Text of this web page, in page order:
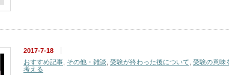
2017-7-18
おすすめ記事 その他・雑談 受験が終わった後について 受験の意味
考える